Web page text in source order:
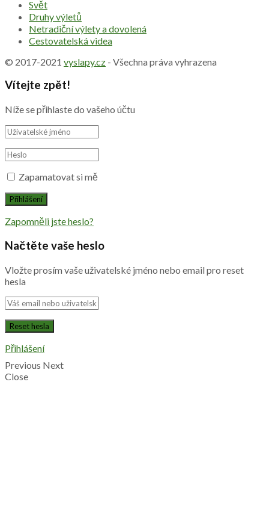
Svět
Druhy výletů
Netradiční výlety a dovolená
Cestovatelská videa
© 2017-2021 vyslapy.cz - Všechna práva vyhrazena
Vítejte zpět!
Níže se přihlaste do vašeho účtu
Zapamatovat si mě
Zapomněli jste heslo?
Načtěte vaše heslo
Vložte prosím vaše uživatelské jméno nebo email pro reset
hesla
Přihlášení
Previous Next
Close